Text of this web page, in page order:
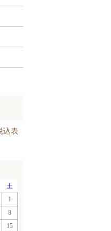
土
1
8
15